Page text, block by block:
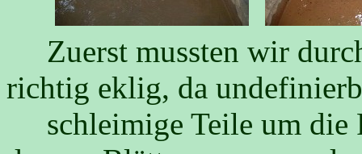
Zuerst mussten wir
richtig eklig, da
schleimige Teile um die